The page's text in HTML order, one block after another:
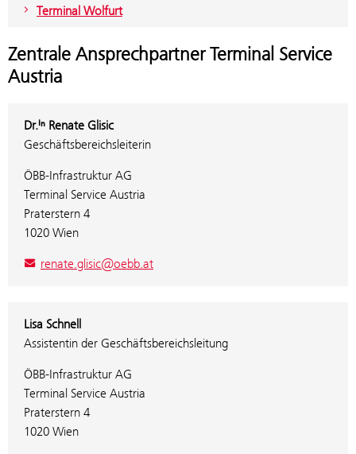
Terminal Wolfurt
Zentrale Ansprechpartner Terminal Service
Austria
Dr.ⁱⁿ Renate Glisic
Geschäftsbereichsleiterin
ÖBB-Infrastruktur AG
Terminal Service Austria
Praterstern 4
1020 Wien
renate.glisic@oebb.at
Lisa Schnell
Assistentin der Geschäftsbereichsleitung
ÖBB-Infrastruktur AG
Terminal Service Austria
Praterstern 4
1020 Wien